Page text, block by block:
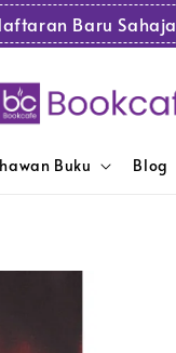
Baru Sahaja
Buku Blog